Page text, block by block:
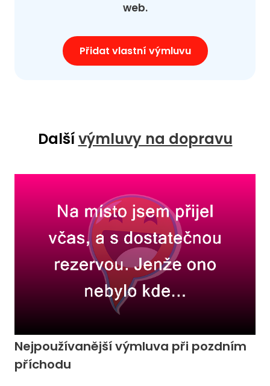
web.
Přidat vlastní výmluvu
Dalšívýmluvy na dopravu
Nejpoužívanější výmluva při pozdním
příchodu